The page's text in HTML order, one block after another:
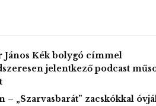
János Kék bolygó címmel
jelentkező podcast
– „Szarvasbarát” zacskókkal